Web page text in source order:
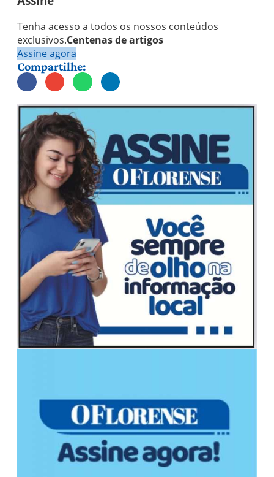
Tenha acesso a todos os nossos conteúdos
exclusivos.Centenas de artigos
Assine agora
Compartilhe: